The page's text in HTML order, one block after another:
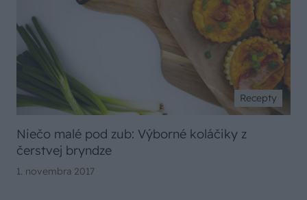
Recepty
Niečo malé pod zub: Výborné koláčiky z
čerstvej bryndze
1. novembra 2017